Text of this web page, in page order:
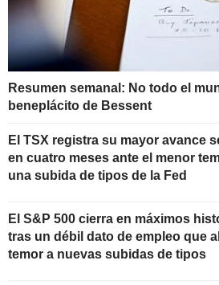
Resumen semanal: No todo el
beneplácito de Bessent
El TSX registra su mayor avance
en cuatro meses ante el menor
una subida de tipos de la Fed
El S&P 500 cierra en máximos
tras un débil dato de empleo que
temor a nuevas subidas de tipos